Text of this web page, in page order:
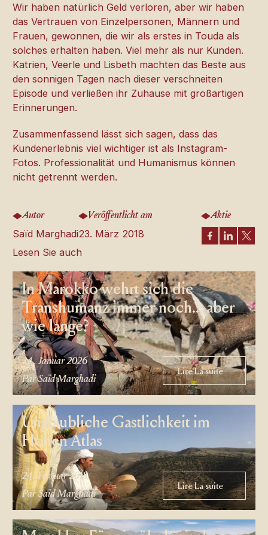
Wir haben natürlich Geld verloren, aber wir haben
das Vertrauen von Einzelpersonen, Männern und
Frauen, gewonnen, die wir als erstes in Touda als
solches erhalten haben. Viel mehr als nur Kunden.
Katrien, Veerle und Lisbeth machten das Beste aus
den sonnigen Tagen nach dieser verschneiten
Episode und verließen ihr Zuhause mit großartigen
Erinnerungen.
Zusammenfassend lässt sich sagen, dass das
Kundenerlebnis viel wichtiger ist als Instagram-
Fotos. Professionalität und Humanismus können
nicht getrennt werden.
Autor
Saïd Marghadi
Veröffentlicht am
23. März 2018
Aktie
Lesen Sie auch
In Marokko wehrt sich die
Transhumanz immer noch... aber
wie lange?
24. Januar 2026
Par Saïd Marghadi
Lire La suite
Lire La suite
Unglaubliche Gastlichkeit im
Hohen Atlas
24. Februar 2018
Par Saïd Marghadi
Lire La suite
Lire La suite